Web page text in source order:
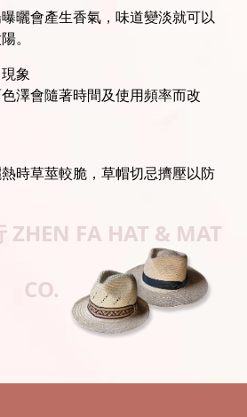
曬會產生香氣，味道變淡就可以
。
象
澤會隨著時間及使用頻率而改
時草莖較脆，草帽切忌擠壓以防
ZHEN FA HAT & MAT
CO.